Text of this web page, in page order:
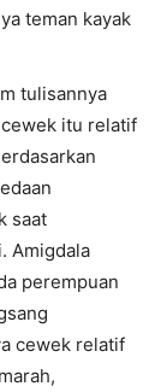
teman kayak
tulisannya
itu relatif
saat
Amigdala
perempuan
cewek relatif